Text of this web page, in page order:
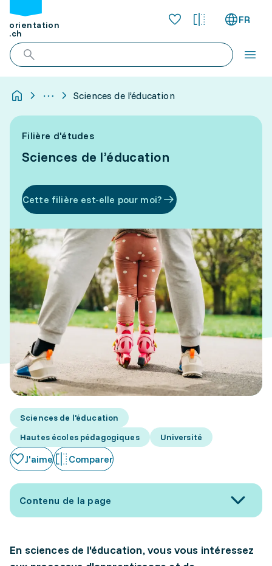
orientation
.ch
FR
Sciences de l’éducation
Filière d'études
Sciences de l’éducation
Cette filière est-elle pour moi?
Sciences de l'éducation
Hautes écoles pédagogiques
Université
J'aime Comparer
Contenu de la page
En sciences de l'éducation, vous vous intéressez